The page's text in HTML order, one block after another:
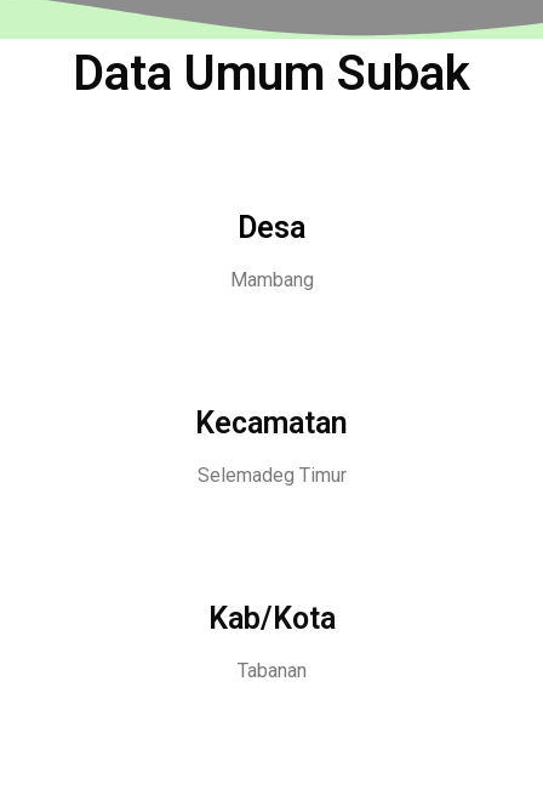
Data Umum Subak
Desa
Mambang
Kecamatan
Selemadeg Timur
Kab/Kota
Tabanan